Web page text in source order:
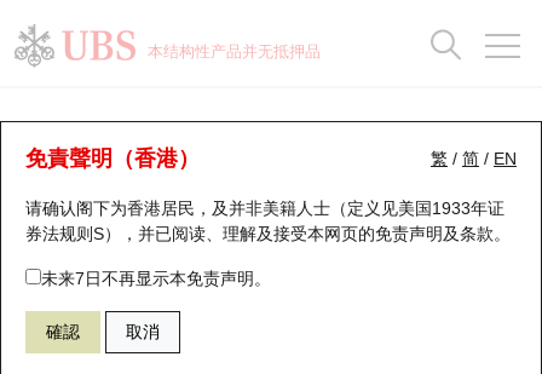
本结构性产品并无抵押品
繁 / 简 / EN
免責聲明（香港）
请确认阁下为香港居民，及并非美籍人士（定义见美国1933年证
券法规则S），并已阅读、理解及接受本网页的免责声明及条款。
未来7日不再显示本免责声明。
確認 取消
牛熊证分析仪
表现 街货统计 比较
58935 瑞银熊证 9999 网易
瑞银认股证一览
新发行瑞银认股证
即将到期认股证
认股证到期结算价查找
街货统计
比较
牛熊全景快搜
牛熊证搜寻
牛熊证街货分布图
正股牛熊证列表
街货统计
比较
十大升幅/跌幅
十大认股证成交分布
十天股证占大市成交
资金流
正股分析仪
二十大活跃股份
恒指成份股
国指成份股
持股比重
显示所有持股比重
每月轮证大市专题
轮证专栏
讲座及教育短片
认股证投资者教育